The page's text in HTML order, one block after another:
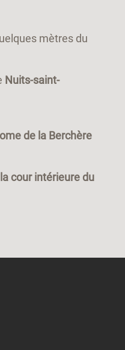
mètres du
Nuits-saint-
de la Berchère
cour intérieure du